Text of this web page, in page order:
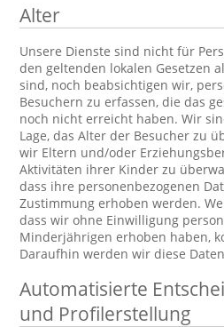
Alter
Unsere Dienste sind nicht für
den geltenden lokalen Gesetzen
sind, noch beabsichtigen wir,
Besuchern zu erfassen, die das
noch nicht erreicht haben. Wir
Lage, das Alter der Besucher zu
wir Eltern und/oder
Aktivitäten ihrer Kinder zu
dass ihre personenbezogenen
Zustimmung erhoben werden.
dass wir ohne Einwilligung
Minderjährigen erhoben haben,
Daraufhin werden wir diese
Automatisierte
und Profilerstellung